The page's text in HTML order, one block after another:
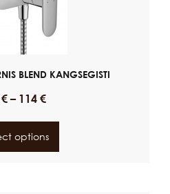
BLEND KANGSEGISTI
€– 114 €
options